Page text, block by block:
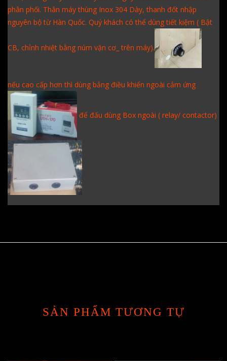
phân phối. Thân máy thùng Inox 304 Dày, thanh đốt nhập
nguyên bộ từ Hàn Quốc. Quý khách có thể dùng tiết kiệm ( Bật
CB, chỉnh nhiệt bằng núm vặn cơ_ trên máy).
nếu cao cấp hơn thì dùng bảng điều khiển ngoài cảm ứng
để đấu dùng Box ngoài ( relay/ contactor)
.
SẢN PHẨM TƯƠNG TỰ